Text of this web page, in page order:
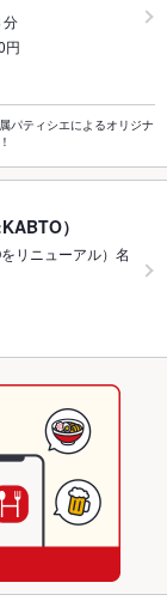
分
円
パティシエによるオリジナ
）
リニューアル）名